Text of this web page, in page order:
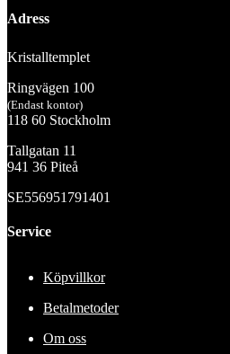
Adress
Kristalltemplet
Ringvägen 100
(Endast kontor)
118 60 Stockholm
Tallgatan 11
941 36 Piteå
SE556951791401
Service
Köpvillkor
Betalmetoder
Om oss